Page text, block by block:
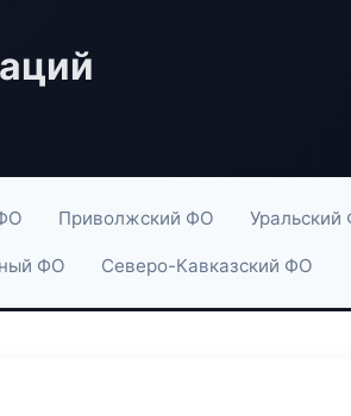
Приволжский ФО Уральский
ФО Северо-Кавказский ФО